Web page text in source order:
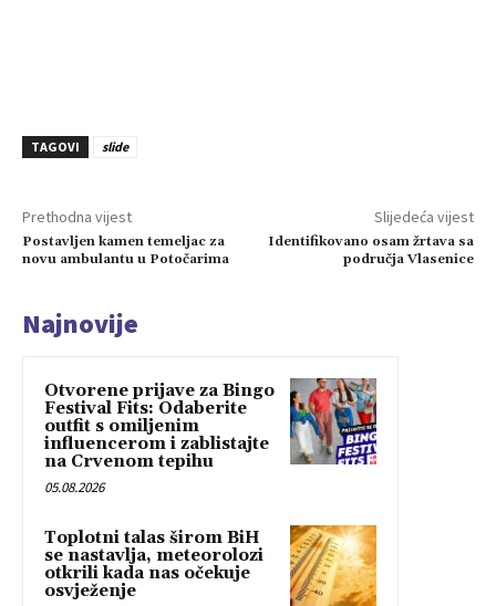
TAGOVI slide
Prethodna vijest
Postavljen kamen temeljac za
novu ambulantu u Potočarima
Slijedeća vijest
Identifikovano osam žrtava sa
područja Vlasenice
Najnovije
Otvorene prijave za Bingo
Festival Fits: Odaberite
outfit s omiljenim
influencerom i zablistajte
na Crvenom tepihu
05.08.2026
Toplotni talas širom BiH
se nastavlja, meteorolozi
otkrili kada nas očekuje
osvježenje